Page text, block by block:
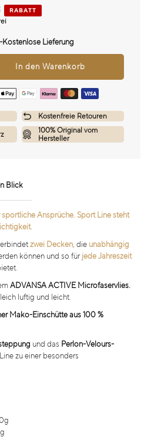
RABATT
Kostenlose Lieferung
Kostenfreie Retouren
100% Original vom
Hersteller
Blick
Ansprüche. Sport Line steht
zwei Decken,dieunabhängig
können und so fürjede Jahreszeit
.
ADVANSA ACTIVE Microfaservlies.
luftig und leicht.
Mako-Einschütte aus 100 %
und das Perlon-Velours-
zu einer besonders